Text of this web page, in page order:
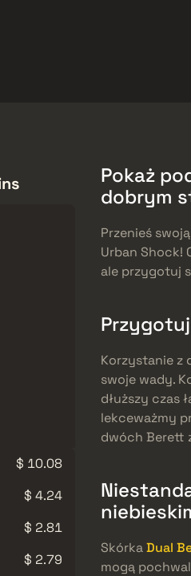
$ 10.08
$ 4.24
$ 2.81
$ 2.79
Pokaż
dobrym
Przenieś
Urban Shock!
ale przygotuj
Korzystanie z
swoje wady.
dłuższy czas
lekceważmy
dwóch Berett
SkórkaDual
mogą